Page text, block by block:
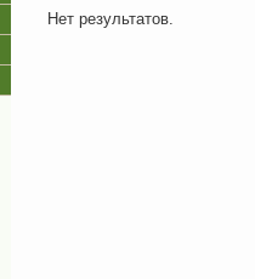
Нет результатов.